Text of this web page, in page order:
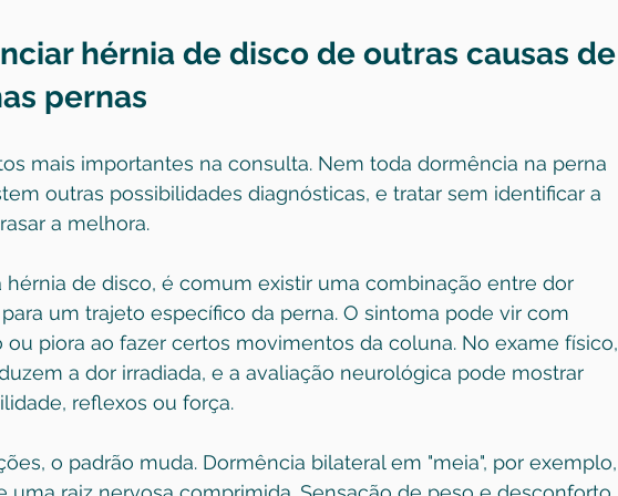
hérnia de disco de outras causas de
pernas
mais importantes na consulta. Nem toda dormência na perna
outras possibilidades diagnósticas, e tratar sem identificar a
a melhora.
hérnia de disco, é comum existir uma combinação entre dor
um trajeto específico da perna. O sintoma pode vir com
piora ao fazer certos movimentos da coluna. No exame físico,
a dor irradiada, e a avaliação neurológica pode mostrar
reflexos ou força.
o padrão muda. Dormência bilateral em "meia", por exemplo,